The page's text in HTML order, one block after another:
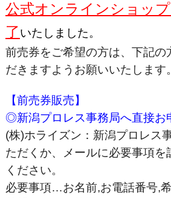
公式オンラインショッ
了いたしました。
前売券をご希望の方は、下記の
だきますようお願いいたします。
【前売券販売】
◎新潟プロレス事務局へ直接お
(株)ホライズン：新潟プロレス
ただくか、メールに必要事項を
ください。
必要事項…お名前,お電話番号,